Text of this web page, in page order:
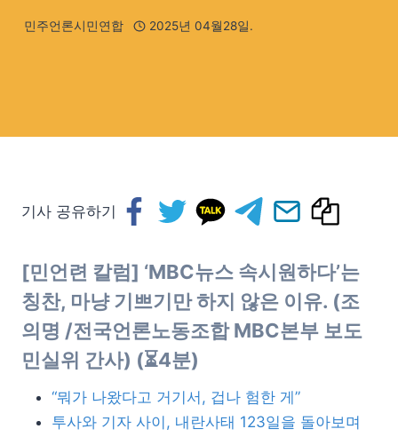
민주언론시민연합 2025년 04월28일.
기사 공유하기
[민언련 칼럼] ‘MBC뉴스 속시원하다’는
칭찬, 마냥 기쁘기만 하지 않은 이유. (조
의명 /전국언론노동조합 MBC본부 보도
민실위 간사) (⏳4분)
“뭐가 나왔다고 거기서, 겁나 험한 게”
투사와 기자 사이, 내란사태 123일을 돌아보며